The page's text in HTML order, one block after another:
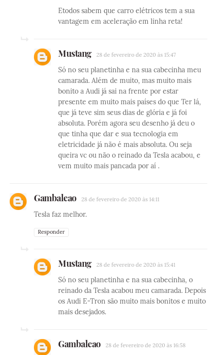
Etodos sabem que carro elétricos tem a sua
vantagem em aceleração em linha reta!
Mustang 28 de fevereiro de 2020 às 15:47
Só no seu planetinha e na sua cabecinha meu
camarada. Além de muito, mas muito mais
bonito a Audi já sai na frente por estar
presente em muito mais países do que Ter lá,
que já teve sim seus dias de glória e já foi
absoluta. Porém agora seu desenho já deu o
que tinha que dar e sua tecnologia em
eletricidade já não é mais absoluta. Ou seja
queira vc ou não o reinado da Tesla acabou, e
vem muito mais pancada por aí .
Gambaleao 28 de fevereiro de 2020 às 14:11
Tesla faz melhor.
Responder
Mustang 28 de fevereiro de 2020 às 15:41
Só no seu planetinha e na sua cabecinha, o
reinado da Tesla acabou meu camarada. Depois
os Audi E-Tron são muito mais bonitos e muito
mais desejados.
Gambaleao 28 de fevereiro de 2020 às 16:58